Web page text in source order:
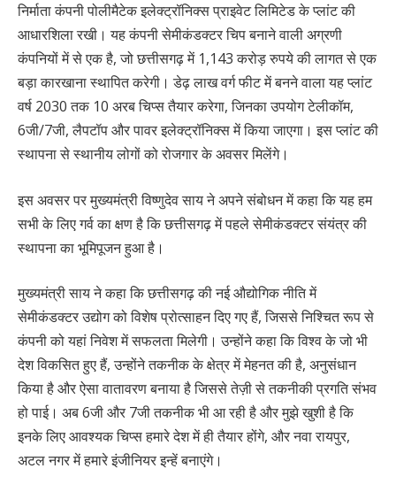
निर्माता कंपनी पोलीमैटेक इलेक्ट्रॉनिक्स प्राइवेट लिमिटेड के प्लांट की
आधारशिला रखी। यह कंपनी सेमीकंडक्टर चिप बनाने वाली अग्रणी
कंपनियों में से एक है, जो छत्तीसगढ़ में 1,143 करोड़ रुपये की लागत से एक
बड़ा कारखाना स्थापित करेगी। डेढ़ लाख वर्ग फीट में बनने वाला यह प्लांट
वर्ष 2030 तक 10 अरब चिप्स तैयार करेगा, जिनका उपयोग टेलीकॉम,
6जी/7जी, लैपटॉप और पावर इलेक्ट्रॉनिक्स में किया जाएगा। इस प्लांट की
स्थापना से स्थानीय लोगों को रोजगार के अवसर मिलेंगे।
इस अवसर पर मुख्यमंत्री विष्णुदेव साय ने अपने संबोधन में कहा कि यह हम
सभी के लिए गर्व का क्षण है कि छत्तीसगढ़ में पहले सेमीकंडक्टर संयंत्र की
स्थापना का भूमिपूजन हुआ है।
मुख्यमंत्री साय ने कहा कि छत्तीसगढ़ की नई औद्योगिक नीति में
सेमीकंडक्टर उद्योग को विशेष प्रोत्साहन दिए गए हैं, जिससे निश्चित रूप से
कंपनी को यहां निवेश में सफलता मिलेगी। उन्होंने कहा कि विश्व के जो भी
देश विकसित हुए हैं, उन्होंने तकनीक के क्षेत्र में मेहनत की है, अनुसंधान
किया है और ऐसा वातावरण बनाया है जिससे तेज़ी से तकनीकी प्रगति संभव
हो पाई। अब 6जी और 7जी तकनीक भी आ रही है और मुझे खुशी है कि
इनके लिए आवश्यक चिप्स हमारे देश में ही तैयार होंगे, और नवा रायपुर,
अटल नगर में हमारे इंजीनियर इन्हें बनाएंगे।